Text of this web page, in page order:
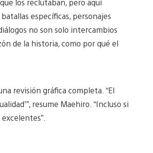
los reclutaban, pero aquí
específicas, personajes
no son solo intercambios
de la historia, como por qué el
revisión gráfica completa. “El
resume Maehiro. “Incluso si